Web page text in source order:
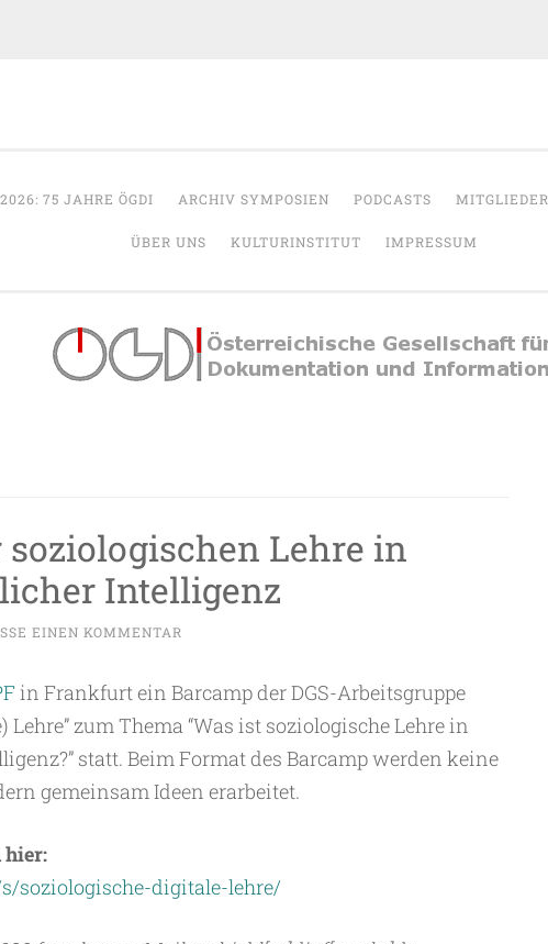
75 JAHRE ÖGDI ARCHIV SYMPOSIEN PODCASTS MITGLIEDER
ÜBER UNS KULTURINSTITUT IMPRESSUM
soziologischen Lehre in
Intelligenz
EINEN KOMMENTAR
in Frankfurt ein Barcamp der DGS-Arbeitsgruppe
Lehre” zum Thema “Was ist soziologische Lehre in
statt. Beim Format des Barcamp werden keine
gemeinsam Ideen erarbeitet.
hier:
soziologische-digitale-lehre/